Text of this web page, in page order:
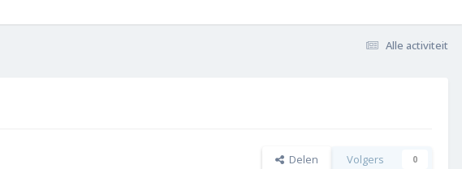
Alle activiteit
Delen Volgers 0